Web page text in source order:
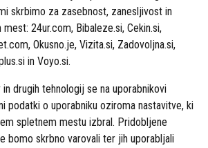
skrbimo za zasebnost, zanesljivost in
24ur.com, Bibaleze.si, Cekin.si,
Okusno.je, Vizita.si, Zadovoljna.si,
in Voyo.si.
drugih tehnologij se na uporabnikovi
podatki o uporabniku oziroma nastavitve, ki
spletnem mestu izbral. Pridobljene
bomo skrbno varovali ter jih uporabljali